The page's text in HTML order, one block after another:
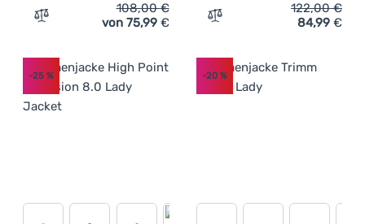
Zum Vergleich 'Damenjacke Trimm Contra' hinzufügen
108,00€
von 75,99 € Zum Vergleich
122,00€
84,99 €
-25 % -20%